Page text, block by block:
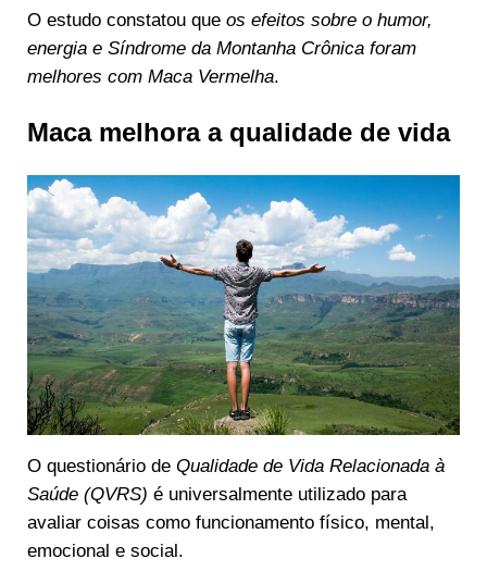
O estudo constatou que os efeitos sobre o humor,
energia e Síndrome da Montanha Crônica foram
melhores com Maca Vermelha.
Maca melhora a qualidade de vida
O questionário de Qualidade de Vida Relacionada à
Saúde (QVRS) é universalmente utilizado para
avaliar coisas como funcionamento físico, mental,
emocional e social.